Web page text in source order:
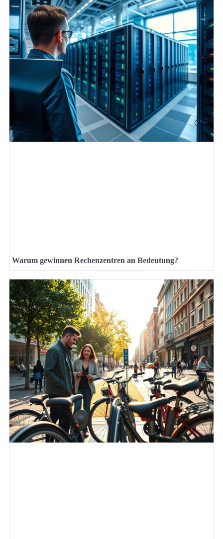
Warum gewinnen Rechenzentren an Bedeutung?